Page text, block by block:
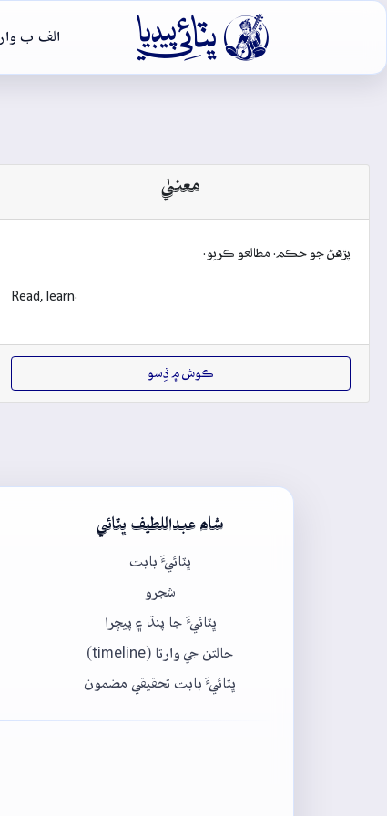
 الف ب وار
معنيٰ
پڙهڻ جو حڪم. مطالعو ڪريو.
Read, learn.
ڪوش ۾ ڏِسو
شاھ عبداللطيف ڀٽائي
ڀٽائيءَ بابت
شجرو
ڀٽائيءَ جا پنڌ ۽ پيچرا
حالتن جي وارتا (timeline)
ڀٽائيءَ بابت تحقيقي مضمون